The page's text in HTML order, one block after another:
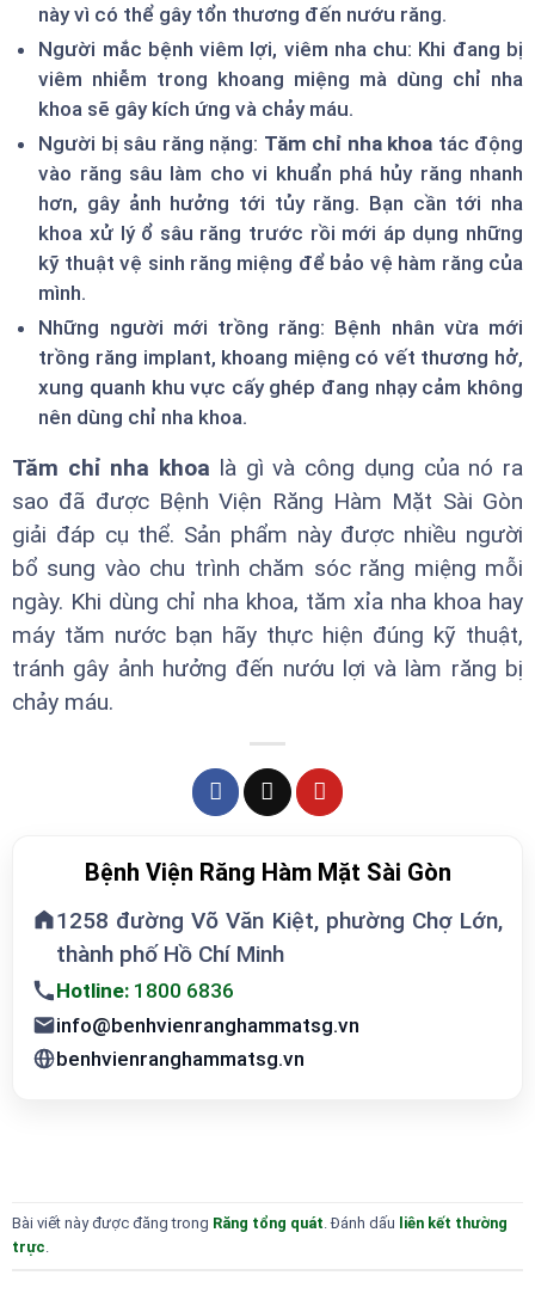
này vì có thể gây tổn thương đến nướu răng.
Người mắc bệnh viêm lợi, viêm nha chu: Khi đang bị
viêm nhiễm trong khoang miệng mà dùng chỉ nha
khoa sẽ gây kích ứng và chảy máu.
Người bị sâu răng nặng: Tăm chỉ nha khoa tác động
vào răng sâu làm cho vi khuẩn phá hủy răng nhanh
hơn, gây ảnh hưởng tới tủy răng. Bạn cần tới nha
khoa xử lý ổ sâu răng trước rồi mới áp dụng những
kỹ thuật vệ sinh răng miệng để bảo vệ hàm răng của
mình.
Những người mới trồng răng: Bệnh nhân vừa mới
trồng răng implant, khoang miệng có vết thương hở,
xung quanh khu vực cấy ghép đang nhạy cảm không
nên dùng chỉ nha khoa.
Tăm chỉ nha khoa là gì và công dụng của nó ra
sao đã được Bệnh Viện Răng Hàm Mặt Sài Gòn
giải đáp cụ thể. Sản phẩm này được nhiều người
bổ sung vào chu trình chăm sóc răng miệng mỗi
ngày. Khi dùng chỉ nha khoa, tăm xỉa nha khoa hay
máy tăm nước bạn hãy thực hiện đúng kỹ thuật,
tránh gây ảnh hưởng đến nướu lợi và làm răng bị
chảy máu.
Bệnh Viện Răng Hàm Mặt Sài Gòn
1258 đường Võ Văn Kiệt, phường Chợ Lớn,
thành phố Hồ Chí Minh
Hotline: 1800 6836
info@benhvienranghammatsg.vn
benhvienranghammatsg.vn
Bài viết này được đăng trong Răng tổng quát . Đánh dấu liên kết thường
trực